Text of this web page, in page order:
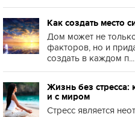
Как создать место
Дом может не
факторов, но и
создать в каждом п...
Жизнь без стресса:
и с миром
Стресс является